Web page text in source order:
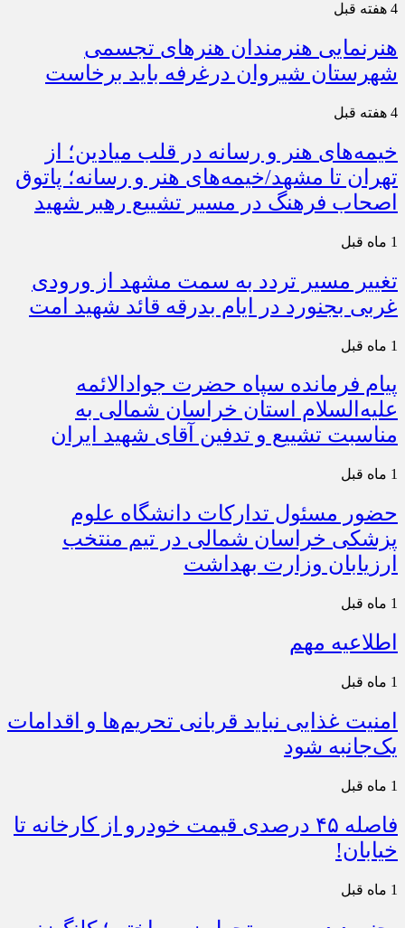
4 هفته قبل
هنرنمایی هنرمندان هنرهای تجسمی
شهرستان شیروان درغرفه باید برخاست
4 هفته قبل
خیمه‌های هنر و رسانه در قلب میادین؛ از
تهران تا مشهد/خیمه‌های هنر و رسانه؛ پاتوق
اصحاب فرهنگ در مسیر تشییع رهبر شهید
1 ماه قبل
تغییر مسیر تردد به سمت مشهد از ورودی
غربی بجنورد در ایام بدرقه قائد شهید امت
1 ماه قبل
پیام فرمانده سپاه حضرت جوادالائمه
علیه‌السلام استان خراسان شمالی به
مناسبت تشییع و تدفین آقای شهید ایران
1 ماه قبل
حضور مسئول تدارکات دانشگاه علوم
پزشکی خراسان شمالی در تیم منتخب
ارزیابان وزارت بهداشت
1 ماه قبل
اطلاعیه مهم
1 ماه قبل
امنیت غذایی نباید قربانی تحریم‌ها و اقدامات
یک‌جانبه شود
1 ماه قبل
فاصله ۴۵ درصدی قیمت خودرو از کارخانه تا
خیابان!
1 ماه قبل